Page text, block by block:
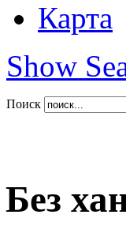
Карта
Show
Поиск
Без